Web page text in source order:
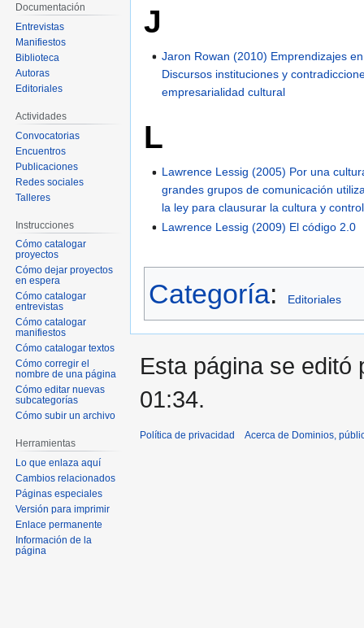
J
Jaron Rowan (2010) Emprendizajes
Discursos instituciones y
empresarialidad cultural
L
Lawrence Lessig (2005) Por una
grandes grupos de comunicación
la ley para clausurar la cultura y
Lawrence Lessig (2009) El código 2.0
Categoría: Editoriales
Documentación
Entrevistas
Manifiestos
Biblioteca
Autoras
Editoriales
Actividades
Convocatorias
Encuentros
Publicaciones
Redes sociales
Talleres
Instrucciones
Cómo catalogar
proyectos
Cómo dejar proyectos
en espera
Cómo catalogar
entrevistas
Cómo catalogar
manifiestos
Cómo catalogar textos
Cómo corregir el
nombre de una página
Cómo editar nuevas
subcategorías
Cómo subir un archivo
Herramientas
Lo que enlaza aquí
Cambios relacionados
Páginas especiales
Versión para imprimir
Enlace permanente
Información de la
página
Esta página se editó
01:34.
Política de privacidad Acerca de Dominios,